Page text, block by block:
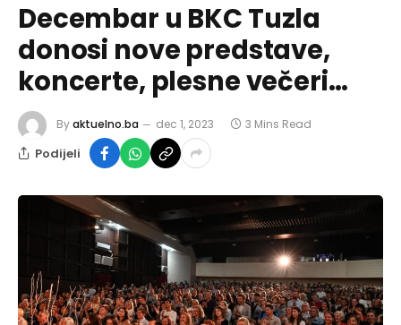
Decembar u BKC Tuzla
donosi nove predstave,
koncerte, plesne večeri…
Byaktuelno.ba dec 1, 2023 3 Mins Read
Podijeli